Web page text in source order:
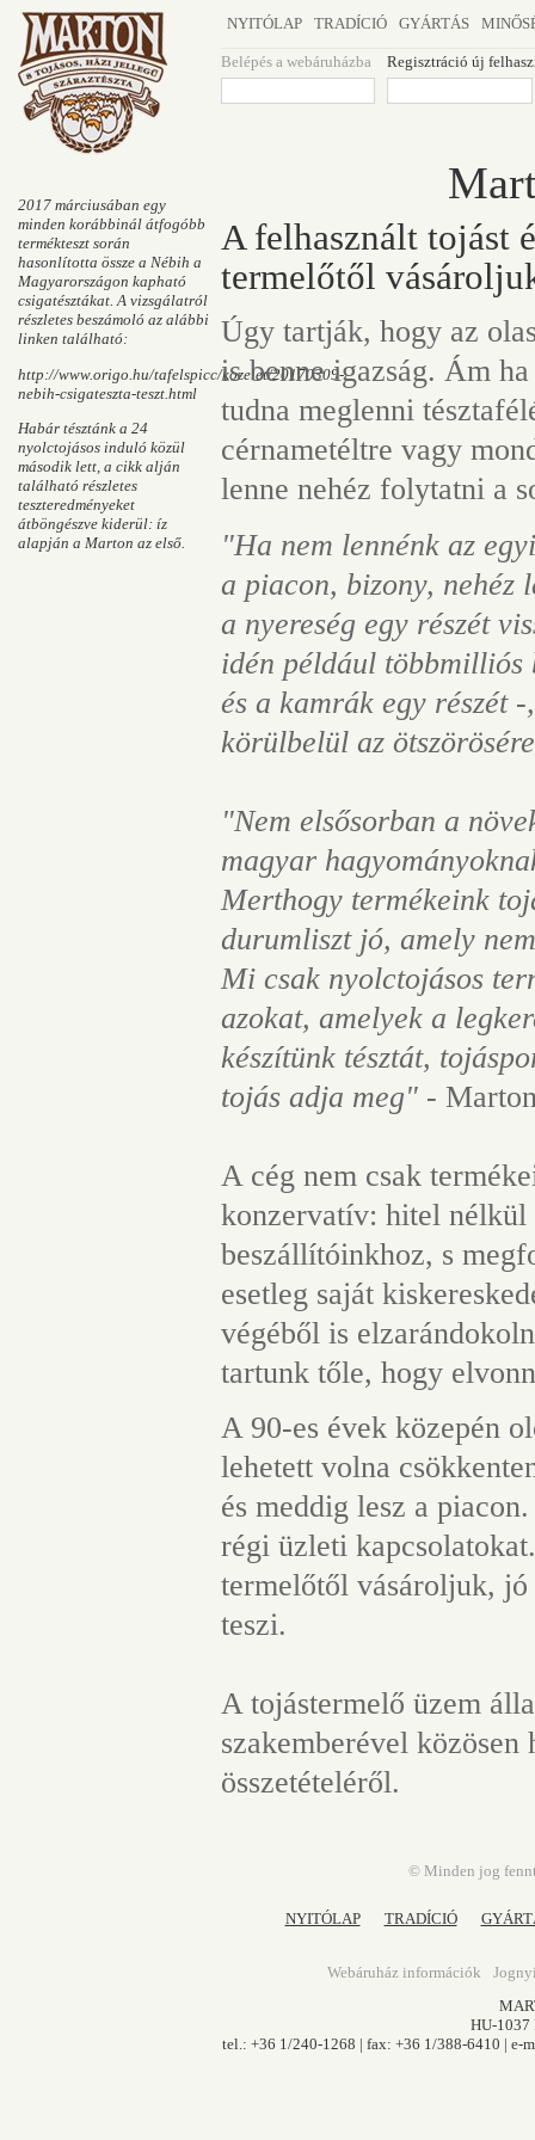
NYITÓLAP TRADÍCIÓ GYÁRTÁS
Belépés a webáruházba Regisztráció új
2017 márciusában egy
minden korábbinál átfogóbb
termékteszt során
hasonlította össze a Nébih a
Magyarországon kapható
csigatésztákat. A vizsgálatról
részletes beszámoló az alábbi
linken található:
http://www.origo.hu/tafelspicc/kozelet/20170309-
nebih-csigateszta-teszt.html
Habár tésztánk a 24
nyolctojásos induló közül
második lett, a cikk alján
található részletes
teszteredményeket
átböngészve kiderül: íz
alapján a Marton az első.
A felhasznált tojást
termelőtől
Úgy tartják, hogy az
is benne igazság. Ám
tudna meglenni
cérnametéltre vagy
lenne nehéz folytatni a
"Ha nem lennénk az
a piacon, bizony, nehéz
a nyereség egy részét
idén például többmilliós
és a kamrák egy részét
körülbelül az
"Nem elsősorban a
magyar
Merthogy termékeink
durumliszt jó, amely
Mi csak nyolctojásos
azokat, amelyek a
készítünk tésztát,
tojás adja meg" -
A cég nem csak
konzervatív: hitel nélkül
beszállítóinkhoz, s
esetleg saját
végéből is
tartunk tőle, hogy
A 90-es évek közepén
lehetett volna
és meddig lesz a
régi üzleti
termelőtől vásároljuk, jó
teszi.
A tojástermelő üzem
szakemberével
összetételéről.
© Minden jog
NYITÓLAP TRADÍCIÓ
Webáruház információk
HU-1037
tel.: +36 1/240-1268 | fax: +36 1/388-6410 | e-